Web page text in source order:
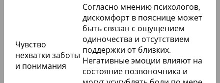
Чувство
нехватки заботы
и понимания
Согласно мнению психологов,
дискомфорт в пояснице может
быть связан с ощущением
одиночества и отсутствием
поддержки от близких.
Негативные эмоции влияют на
состояние позвоночника и